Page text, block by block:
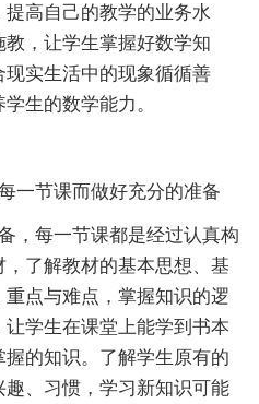
高自己的教学的业务水
，让学生掌握好数学知
实生活中的现象循循善
生的数学能力。
节课而做好充分的准备
每一节课都是经过认真构
了解教材的基本思想、基
点与难点，掌握知识的逻
学生在课堂上能学到书本
的知识。了解学生原有的
、习惯，学习新知识可能